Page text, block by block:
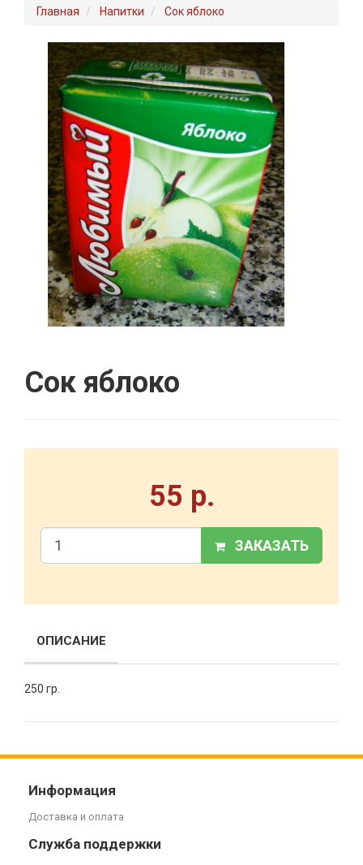
Главная Напитки Сок яблоко
Сок яблоко
55 р.
ЗАКАЗАТЬ
ОПИСАНИЕ
250 гр.
Информация
Доставка и оплата
Служба поддержки